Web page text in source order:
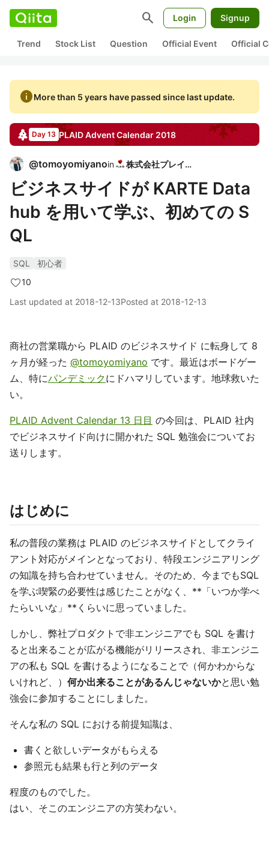
search Login Signup
Trend Stock List Question Official Event Official
infoMore than 5 years have passed since last update.
Day 13 PLAIDAdvent Calendar 2018
@tomoyomiyanoin 株式会社プレイド
ビジネスサイドが KARTE Data
hub を用いて学ぶ、初めての S
QL
SQL
初心者
10
Last updated at 2018-12-13Posted at 2018-12-13
商社の営業職から PLAID のビジネスサイド に転身して 8
ヶ月が経った @tomoyomiyano です。最近はボードゲー
ム、特にパンデミックにドハマリしています。地球救いた
い。
PLAID Advent Calendar 13 日目 の今回は、PLAID 社内
でビジネスサイド向けに開かれた SQL 勉強会についてお
送りします。
はじめに
私の普段の業務は PLAID のビジネスサイドとしてクライ
アント対応がメインとなっており、特段エンジニアリング
の知識を持ち合わせていません。そのため、今までもSQL
を学ぶ喫緊の必要性は感じたことがなく、**「いつか学べ
たらいいな」**くらいに思っていました。
しかし、弊社プロダクトで非エンジニアでも SQL を書け
ると出来ることが広がる機能がリリースされ、非エンジニ
アの私も SQL を書けるようになることで（何かわからな
いけれど、） 何か出来ることがあるんじゃないかと思い勉
強会に参加することにしました。
そんな私の SQL における前提知識は、
書くと欲しいデータがもらえる
参照元も結果も行と列のデータ
程度のものでした。
はい、そこのエンジニアの方笑わない。